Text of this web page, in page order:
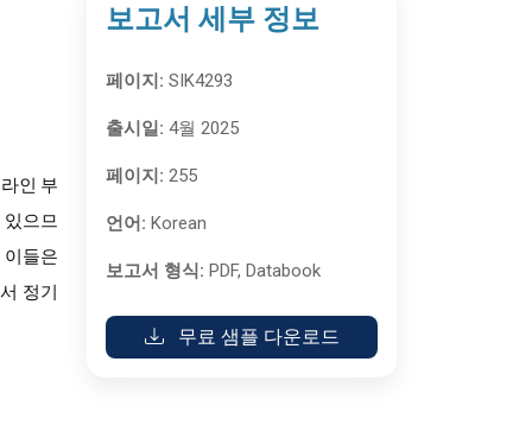
인 부
있으므
이들은
정기
보고서 세부 정보
페이지: SIK4293
출시일: 4월 2025
페이지: 255
언어: Korean
보고서 형식: PDF, Databook
무료 샘플 다운로드